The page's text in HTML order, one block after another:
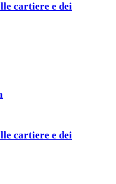
cartiere e dei
cartiere e dei